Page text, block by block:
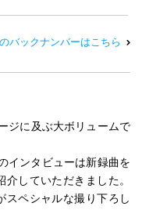
バックナンバーはこちら
ジに及ぶ大ボリュームで
インタビューは新録曲を
していただきました。
スペシャルな撮り下ろし